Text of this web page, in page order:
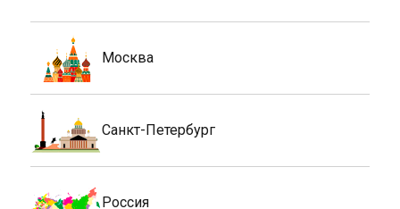
Москва
Санкт-Петербург
Россия